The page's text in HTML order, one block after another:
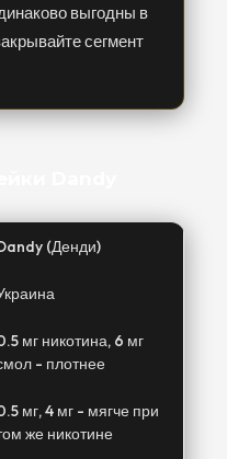
выгодны в
сегмент
(Денди)
мг никотина, 6 мг
- плотнее
мг, 4 мг - мягче при
же никотине